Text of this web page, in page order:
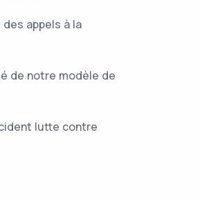
appels à la
de notre modèle de
lutte contre